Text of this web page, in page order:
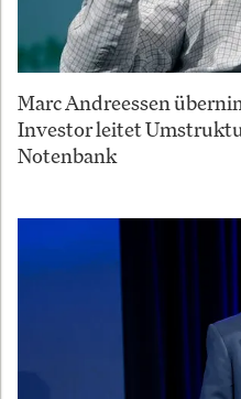
Marc Andreessen
Investor leitet
Notenbank